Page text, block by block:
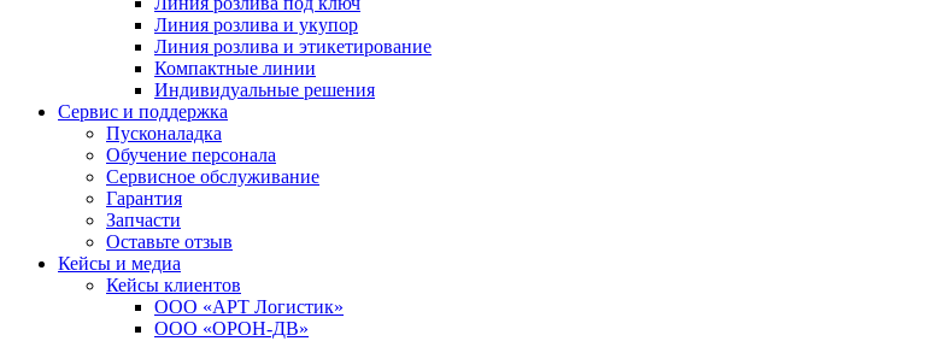
Линия розлива и укупор
Линия розлива и этикетирование
Компактные линии
Индивидуальные решения
Сервис и поддержка
Пусконаладка
Обучение персонала
Сервисное обслуживание
Гарантия
Запчасти
Оставьте отзыв
Кейсы и медиа
Кейсы клиентов
ООО «АРТ Логистик»
ООО «ОРОН-ДВ»